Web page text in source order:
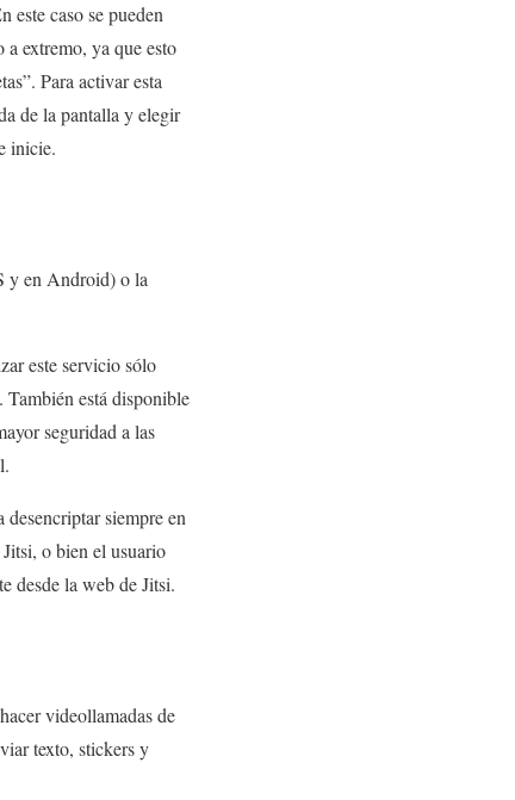
este caso se pueden
extremo, ya que esto
Para activar esta
de la pantalla y elegir
inicie.
y en Android) o la
este servicio sólo
También está disponible
seguridad a las
siempre en
o bien el usuario
desde la web de Jitsi.
videollamadas de
texto, stickers y